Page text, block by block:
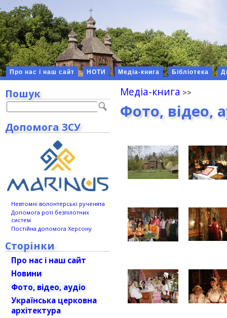
Про нас і наш сайт НОТИ Медіа-книга Бібліотека
Медіа-книга
Фото, відео,
Пошук
Допомога ЗСУ
Невтомні волонтерські рученята
Допомога роті безпілотних
систем
Постійна допомога Херсону
Сторінки
Про нас і наш сайт
Новини
Фото, відео, аудіо
Українська церковна
архітектура